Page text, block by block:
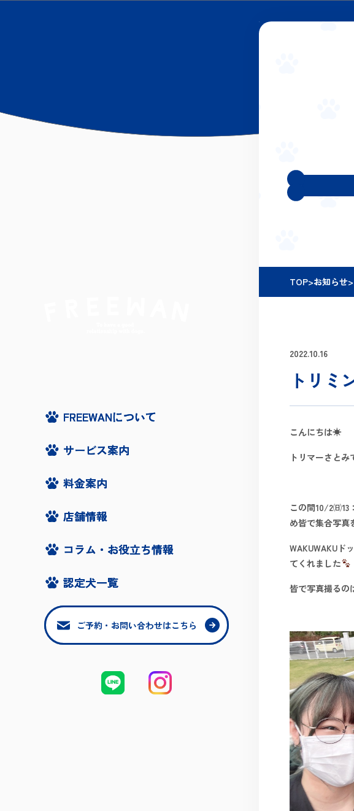
FREEWANについて
サービス案内
料金案内
店舗情報
コラム・お役立ち情報
認定犬一覧
ご予約・お問い合わせはこちら
FREEWANについて
サービス案内
料金案内
店舗情報
コラム・お役立ち情報
認定犬一覧
ご予約・お問い合わせはこちら
TOP>お知らせ>
2022.10.16
トリミ
こんにちは☀
トリマーさと
この間10/2㈰13
め皆で集合写真
WAKUWAKUド
てくれました
皆で写真撮るの